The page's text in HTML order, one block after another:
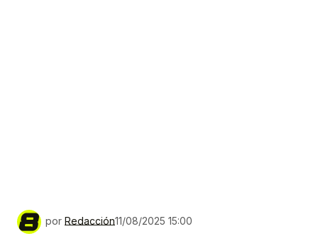
por Redacción11/08/2025 15:00